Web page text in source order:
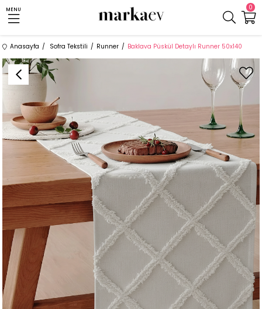
0
MENU
Anasayfa Sofra Tekstili Runner Baklava Püskül Detaylı Runner 50x140